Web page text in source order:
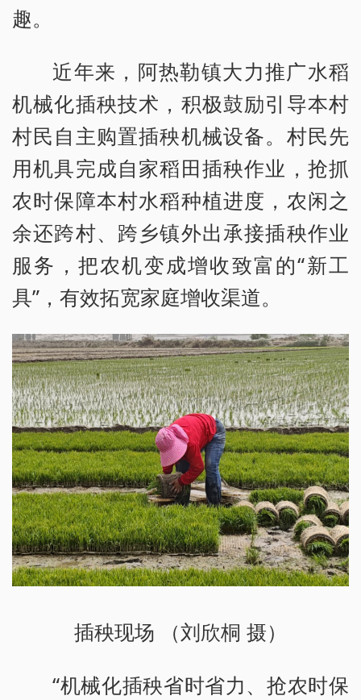
趣。
近年来，阿热勒镇大力推广水稻
机械化插秧技术，积极鼓励引导本村
村民自主购置插秧机械设备。村民先
用机具完成自家稻田插秧作业，抢抓
农时保障本村水稻种植进度，农闲之
余还跨村、跨乡镇外出承接插秧作业
服务，把农机变成增收致富的“新工
具”，有效拓宽家庭增收渠道。
插秧现场 （刘欣桐 摄）
“机械化插秧省时省力、抢农时保